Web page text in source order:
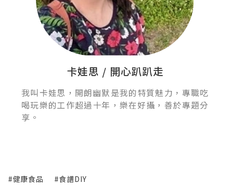
卡娃思 / 開心趴趴走
我叫卡娃思，開朗幽默是我的特質魅力，專職吃
喝玩樂的工作超過十年，樂在好攝，善於專題分
享。
#健康食品 #食譜DIY